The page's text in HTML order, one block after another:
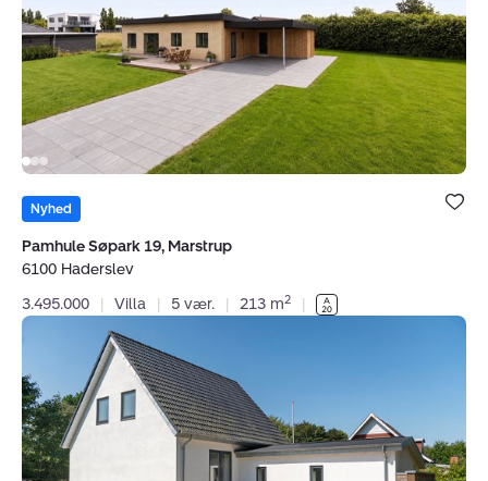
6100
Haderslev
Bolig er
under dine
Nyhed
Pamhule Søpark 19, Marstrup
6100 Haderslev
3.495.000
| Villa | 5 vær. | 213 m2 |
Røddingvej
14,
Nustrup,
6500
Vojens